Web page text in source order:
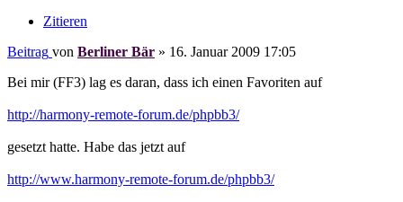
Zitieren
Beitrag von Berliner Bär » 16. Januar 2009 17:05
Bei mir (FF3) lag es daran, dass ich einen Favoriten auf
http://harmony-remote-forum.de/phpbb3/
gesetzt hatte. Habe das jetzt auf
http://www.harmony-remote-forum.de/phpbb3/